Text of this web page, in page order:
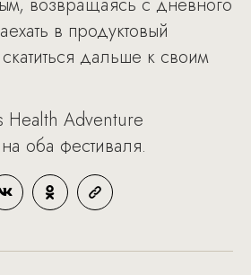
в продуктовый
дальше к своим
Health Adventure
оба фестиваля.